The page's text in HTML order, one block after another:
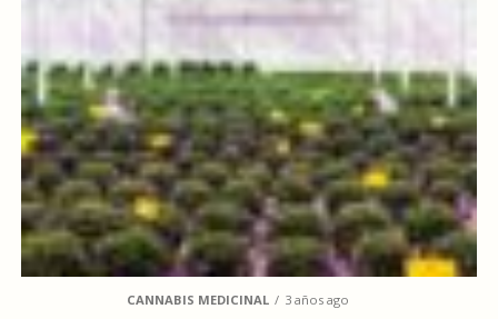
CANNABIS MEDICINAL 3 años ago